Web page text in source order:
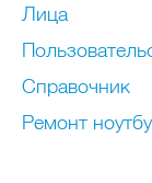
Лица
Справочник
Ремонт